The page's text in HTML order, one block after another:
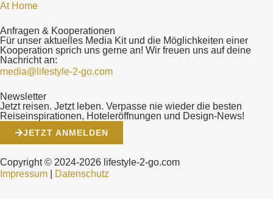
At Home
Anfragen & Kooperationen
Für unser aktuelles Media Kit und die Möglichkeiten einer
Kooperation sprich uns gerne an! Wir freuen uns auf deine
Nachricht an:
media@lifestyle-2-go.com
Newsletter
Jetzt reisen. Jetzt leben. Verpasse nie wieder die besten
Reiseinspirationen, Hoteleröffnungen und Design-News!
JETZT ANMELDEN
Copyright © 2024-2026 lifestyle-2-go.com
Impressum
Datenschutz